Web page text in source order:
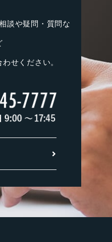
談や疑問・質問な
せください。